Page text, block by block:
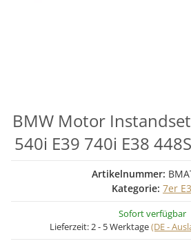
BMW Motor
540i E39 740i E38
Artikelnummer:
Kategorie: 7er
Sofort verfügbar
Lieferzeit:2 - 5 Werktage(DE -